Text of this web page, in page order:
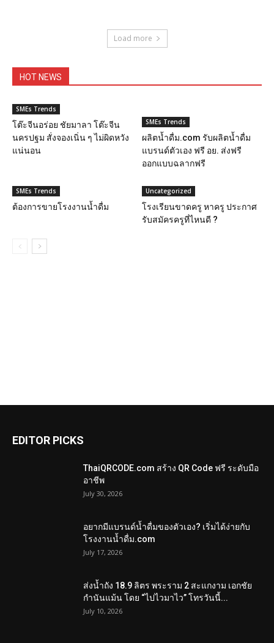
Load more
HOT NEWS
SMEs Trends
โต๊ะจีนอร่อย ชัยมาลา โต๊ะจีน
นครปฐม สั่งจองเนิ่น ๆ ไม่ผิดหวัง
แน่นอน
SMEs Trends
ผลิตน้ำดื่ม.com รับผลิตน้ำดื่ม
แบรนด์ตัวเอง ฟรี อย. ส่งฟรี
ออกแบบฉลากฟรี
SMEs Trends
ต้องการขายโรงงานน้ำดื่ม
Uncategorized
โรงเรียนขาดครู หาครู ประกาศ
รับสมัครครูที่ไหนดี ?
EDITOR PICKS
ThaiQRCODE.com สร้าง QR Code ฟรี ระดับมือ
อาชีพ
July 30, 2026
อยากมีแบรนด์น้ำดื่มของตัวเอง? เริ่มได้ง่ายกับ
โรงงานน้ำดื่ม.com
July 17, 2026
ส่งน้ำถัง 18.9 ลิตร พระราม 2 สะแกงาม เอกชัย
กำนันแม้น โดย “ไปไวมาไว” โทรวันนี้...
July 10, 2026